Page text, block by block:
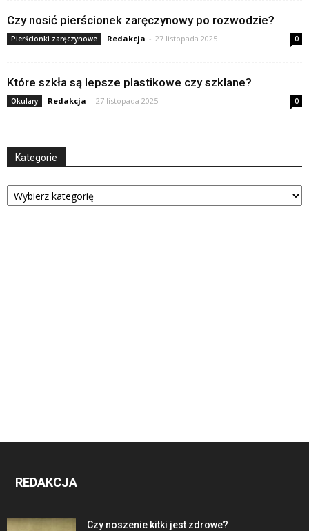
Czy nosić pierścionek zaręczynowy po rozwodzie?
Pierścionki zaręczynowe Redakcja - 27 listopada 2025 0
Które szkła są lepsze plastikowe czy szklane?
Okulary Redakcja - 27 listopada 2025 0
Kategorie
Kategorie
REDAKCJA
Czy noszenie kitki jest zdrowe?